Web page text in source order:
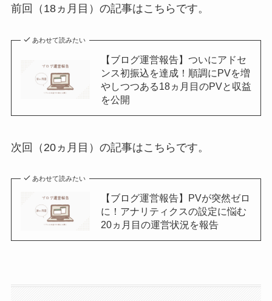
前回（18ヵ月目）の記事はこちらです。
あわせて読みたい
【ブログ運営報告】ついにアドセ
ンス初振込を達成！順調にPVを増
やしつつある18ヵ月目のPVと収益
を公開
次回（20ヵ月目）の記事はこちらです。
あわせて読みたい
【ブログ運営報告】PVが突然ゼロ
に！アナリティクスの設定に悩む
20ヵ月目の運営状況を報告